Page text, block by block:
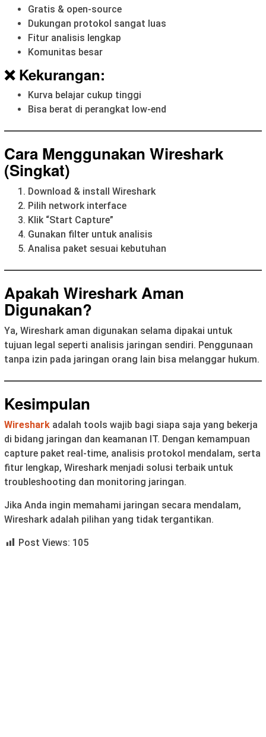
Gratis & open-source
Dukungan protokol sangat luas
Fitur analisis lengkap
Komunitas besar
❌ Kekurangan:
Kurva belajar cukup tinggi
Bisa berat di perangkat low-end
Cara Menggunakan Wireshark
(Singkat)
Download & install Wireshark
Pilih network interface
Klik “Start Capture”
Gunakan filter untuk analisis
Analisa paket sesuai kebutuhan
Apakah Wireshark Aman
Digunakan?
Ya, Wireshark aman digunakan selama dipakai untuk
tujuan legal seperti analisis jaringan sendiri. Penggunaan
tanpa izin pada jaringan orang lain bisa melanggar hukum.
Kesimpulan
Wireshark adalah tools wajib bagi siapa saja yang bekerja
di bidang jaringan dan keamanan IT. Dengan kemampuan
capture paket real-time, analisis protokol mendalam, serta
fitur lengkap, Wireshark menjadi solusi terbaik untuk
troubleshooting dan monitoring jaringan.
Jika Anda ingin memahami jaringan secara mendalam,
Wireshark adalah pilihan yang tidak tergantikan.
Post Views: 105